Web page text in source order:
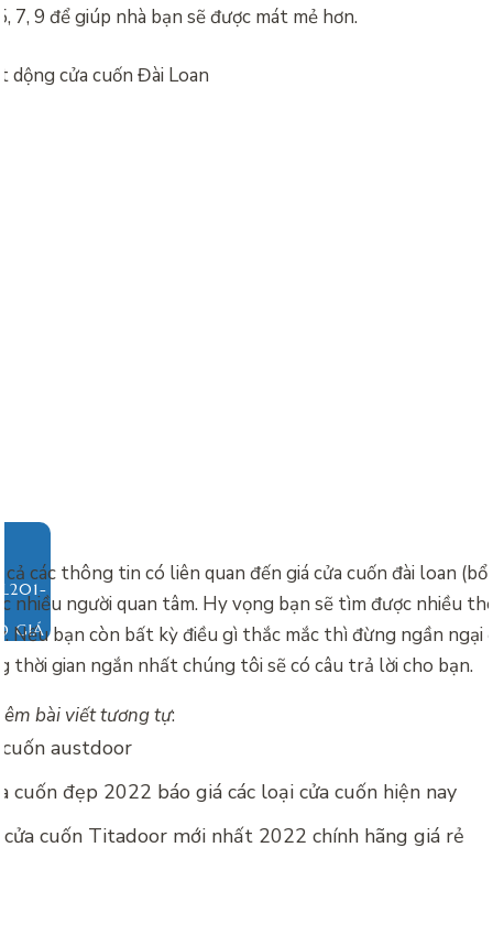
7, 9 để giúp nhà bạn sẽ được mát mẻ hơn.
GIÁ
các thông tin có liên quan đến giá cửa cuốn đài loan
nhiều người quan tâm. Hy vọng bạn sẽ tìm được nhiều
Nếu bạn còn bất kỳ điều gì thắc mắc thì đừng ngần ngại
thời gian ngắn nhất chúng tôi sẽ có câu trả lời cho bạn.
bài viết tương tự:
cuốn austdoor
cuốn đẹp 2022 báo giá các loại cửa cuốn hiện nay
cửa cuốn Titadoor mới nhất 2022 chính hãng giá rẻ